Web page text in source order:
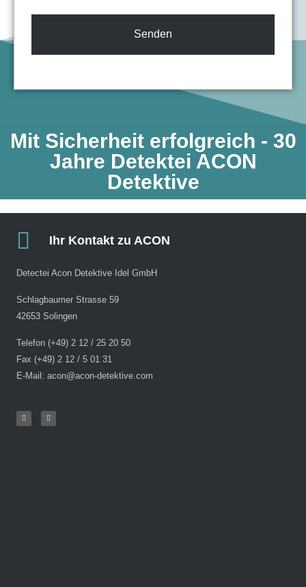
Senden
Mit Sicherheit erfolgreich - 30
Jahre Detektei ACON
Detektive​
Ihr Kontakt zu ACON
Detectei Acon Detektive Idel GmbH
Schlagbaumer Strasse 59
42653 Solingen
Telefon (+49) 2 12 / 25 20 50
Fax (+49) 2 12 / 5 01 31
E-Mail: acon@acon-detektive.com